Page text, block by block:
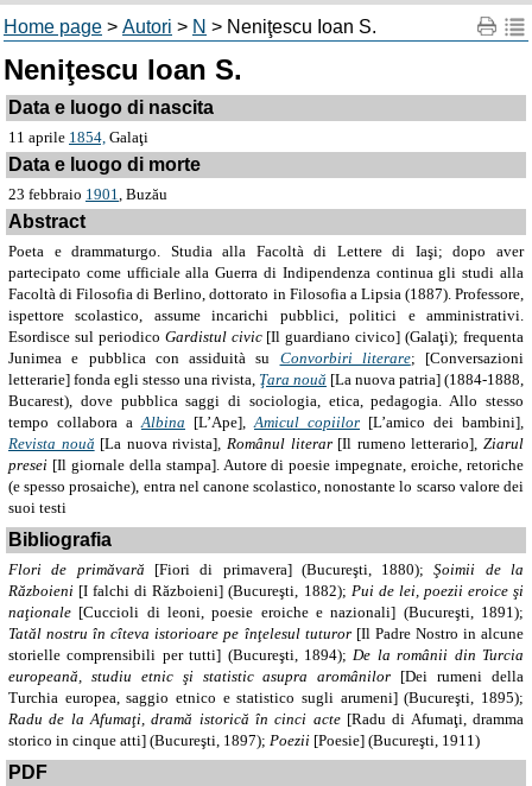
Home page > Autori > N > Neniţescu Ioan S.
Neniţescu Ioan S.
Data e luogo di nascita
11 aprile 1854, Galaţi
Data e luogo di morte
23 febbraio 1901, Buzău
Abstract
Poeta e drammaturgo. Studia alla Facoltà di Lettere di Iaşi; dopo aver
partecipato come ufficiale alla Guerra di Indipendenza continua gli studi alla
Facoltà di Filosofia di Berlino, dottorato in Filosofia a Lipsia (1887). Professore,
ispettore scolastico, assume incarichi pubblici, politici e amministrativi.
Esordisce sul periodico Gardistul civic[Il guardiano civico] (Galaţi); frequenta
Junimea e pubblica con assiduità su Convorbiri literare; [Conversazioni
letterarie] fonda egli stesso una rivista, Ţara nouă [La nuova patria] (1884-1888,
Bucarest), dove pubblica saggi di sociologia, etica, pedagogia. Allo stesso
tempo collabora aAlbina [L’Ape], Amicul copiilor [L’amico dei bambini],
Revista nouă [La nuova rivista], Românul literar [Il rumeno letterario], Ziarul
presei [Il giornale della stampa]. Autore di poesie impegnate, eroiche, retoriche
(e spesso prosaiche), entra nel canone scolastico, nonostante lo scarso valore dei
suoi testi
Bibliografia
Flori de primăvară [Fiori di primavera] (Bucureşti, 1880);Şoimii de la
Războieni [I falchi di Războieni] (Bucureşti, 1882); Pui de lei, poezii eroice şi
naţionale [Cuccioli di leoni, poesie eroiche e nazionali] (Bucureşti, 1891);
Tatăl nostru în cîteva istorioare pe înţelesul tuturor [Il Padre Nostro in alcune
storielle comprensibili per tutti] (Bucureşti, 1894);De la românii din Turcia
europeană, studiu etnic şi statistic asupra aromânilor [Dei rumeni della
Turchia europea, saggio etnico e statistico sugli arumeni] (Bucureşti, 1895);
Radu de la Afumaţi, dramă istorică în cinci acte[Radu di Afumaţi, dramma
storico in cinque atti] (Bucureşti, 1897); Poezii [Poesie] (Bucureşti, 1911)
PDF